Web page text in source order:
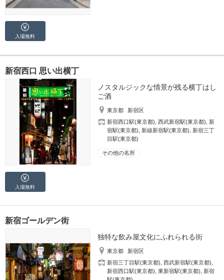
入場無料
新宿西口 思い出横丁
ノスタルジックな情景が残る横丁はし
ご酒
東京都
新宿区
新宿西口駅(東京都) ,西武新宿駅(東京都)
新
宿駅(東京都)
新線新宿駅(東京都)
新宿三丁
目駅(東京都)
その他の名所
入場無料
新宿ゴールデン街
独特な飲み屋文化にふれられる街
東京都
新宿区
新宿三丁目駅(東京都) ,西武新宿駅(東京都)
新宿西口駅(東京都) ,東新宿駅(東京都)
新宿